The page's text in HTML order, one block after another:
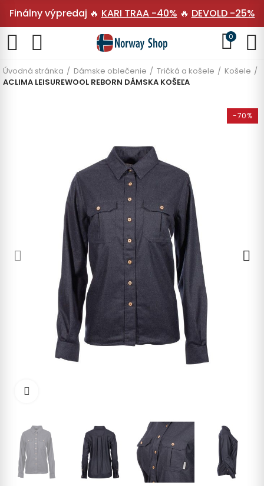
Finálny výpredaj 🔥 KARI TRAA -40% 🔥 DEVOLD -25%
0
Úvodná stránka Dámske oblečenie Tričká a košele
Košele
ACLIMA LEISUREWOOL REBORN DÁMSKA KOŠEĽA
-70%